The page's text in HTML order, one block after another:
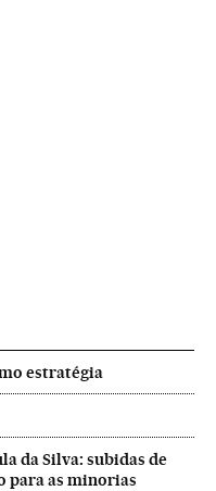
estratégia
da Silva: subidas de
para as minorias